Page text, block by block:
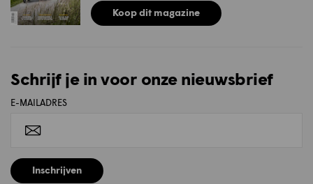
Koop dit magazine
Schrijf je in voor onze nieuwsbrief
E-MAILADRES
Inschrijven